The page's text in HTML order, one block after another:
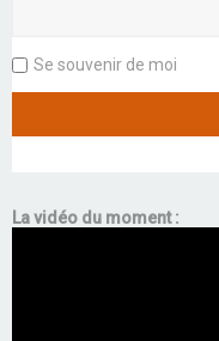
Se souvenir de moi
La vidéo du moment :